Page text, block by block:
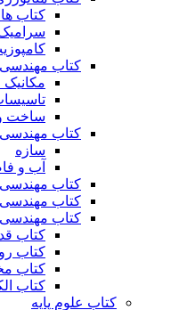
کتاب
کتاب مهندسی
مکانیک
ساخت و
کتاب
سازه
آب و
کتاب
کتاب مهندسی
کتاب
کتاب
کتاب
کتاب
کتاب
کتاب علوم پایه